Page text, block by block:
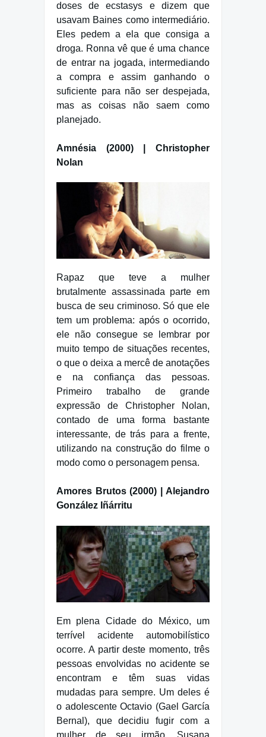
doses de ecstasys e dizem que
usavam Baines como intermediário.
Eles pedem a ela que consiga a
droga. Ronna vê que é uma chance
de entrar na jogada, intermediando
a compra e assim ganhando o
suficiente para não ser despejada,
mas as coisas não saem como
planejado.
Amnésia (2000) | Christopher
Nolan
Rapaz que teve a mulher
brutalmente assassinada parte em
busca de seu criminoso. Só que ele
tem um problema: após o ocorrido,
ele não consegue se lembrar por
muito tempo de situações recentes,
o que o deixa a mercê de anotações
e na confiança das pessoas.
Primeiro trabalho de grande
expressão de Christopher Nolan,
contado de uma forma bastante
interessante, de trás para a frente,
utilizando na construção do filme o
modo como o personagem pensa.
Amores Brutos (2000) | Alejandro
González Iñárritu
Em plena Cidade do México, um
terrível acidente automobilístico
ocorre. A partir deste momento, três
pessoas envolvidas no acidente se
encontram e têm suas vidas
mudadas para sempre. Um deles é
o adolescente Octavio (Gael García
Bernal), que decidiu fugir com a
mulher de seu irmão, Susana